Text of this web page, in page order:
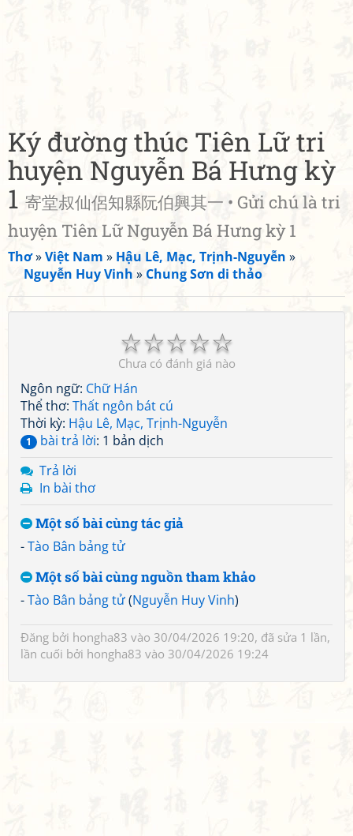
Ký đường thúc Tiên Lữ tri
huyện Nguyễn Bá Hưng kỳ
1 寄堂叔仙侶知縣阮伯興其一 • Gửi chú là tri
huyện Tiên Lữ Nguyễn Bá Hưng kỳ 1
Thơ»Việt Nam » Hậu Lê, Mạc, Trịnh-Nguyễn »
Nguyễn Huy Vinh » Chung Sơn di thảo
☆
☆
☆
☆
☆
Chưa có đánh giá nào
Ngôn ngữ: Chữ Hán
Thể thơ: Thất ngôn bát cú
Thời kỳ: Hậu Lê, Mạc, Trịnh-Nguyễn
1 bài trả lời: 1 bản dịch
Trả lời
In bài thơ
Một số bài cùng tác giả
-Tào Bân bảng tử
Một số bài cùng nguồn tham khảo
-Tào Bân bảng tử(Nguyễn Huy Vinh)
Đăng bởi hongha83 vào 30/04/2026 19:20, đã sửa 1 lần,
lần cuối bởi hongha83 vào 30/04/2026 19:24